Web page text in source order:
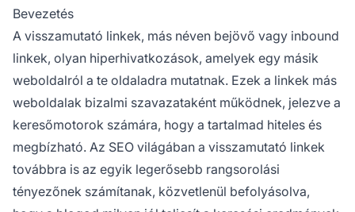
Bevezetés
A visszamutató linkek, más néven bejövő vagy inbound
linkek, olyan hiperhivatkozások, amelyek egy másik
weboldalról a te oldaladra mutatnak. Ezek a linkek más
weboldalak bizalmi szavazataként működnek, jelezve a
keresőmotorok számára, hogy a tartalmad hiteles és
megbízható. Az SEO világában a visszamutató linkek
továbbra is az egyik legerősebb rangsorolási
tényezőnek számítanak, közvetlenül befolyásolva,